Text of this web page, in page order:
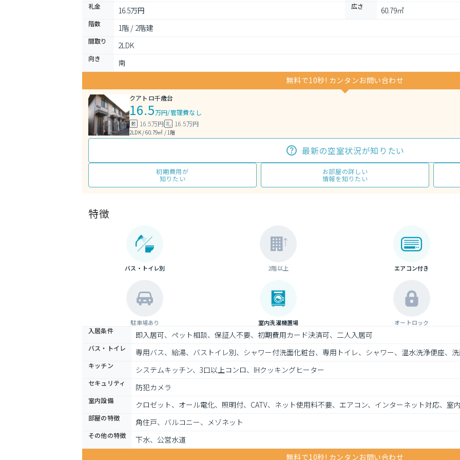
礼金 16.5万円 広さ 60.79㎡
階数 1階 / 2階建
間取り 2LDK
向き
南
無料で10秒! カンタンお問い合わせ
クアトロ千歳台
16.5万円/管理費なし
敷 16.5万円 礼 16.5万円
2LDK / 60.79㎡ / 1階
最新の空室状況が知りたい
初期費用が
知りたい
お部屋の詳しい
情報を知りたい
特徴
バス・トイレ別 2階以上 エアコン付き
駐車場あり 室内洗濯機置場 オートロック
入居条件 即入居可、ペット相談、保証人不要、初期費用カード決済可、二人入居可
バス・トイレ 専用バス、給湯、バストイレ別、シャワー付洗面化粧台、専用トイレ、シャワー、温水洗浄便座、
キッチン システムキッチン、3口以上コンロ、IHクッキングヒーター
セキュリティ 防犯カメラ
室内設備 クロゼット、オール電化、照明付、CATV、ネット使用料不要、エアコン、インターネット対応、室
部屋の特徴 角住戸、バルコニー、メゾネット
その他の特徴
下水、公営水道
無料で10秒! カンタンお問い合わせ